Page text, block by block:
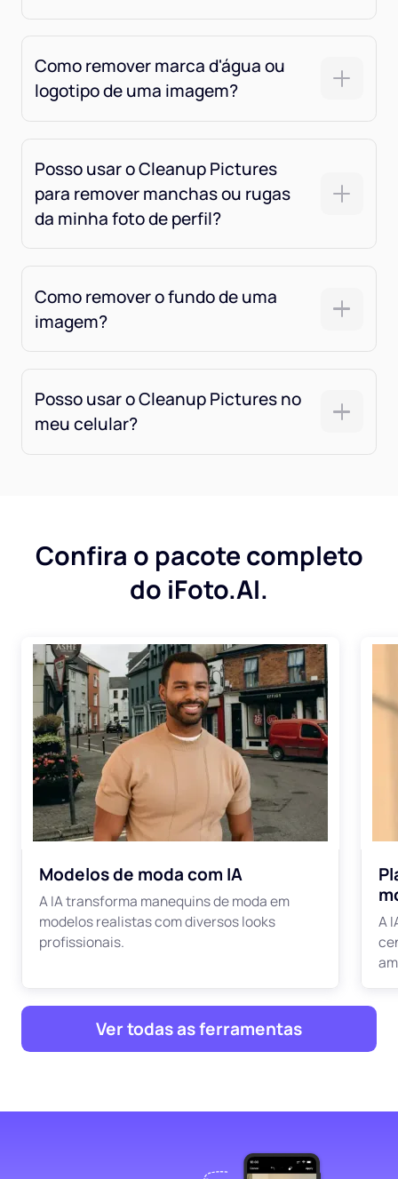
Como remover marca d'água ou
logotipo de uma imagem?
Posso usar o Cleanup Pictures
para remover manchas ou rugas
da minha foto de perfil?
Como remover o fundo de uma
imagem?
Posso usar o Cleanup Pictures no
meu celular?
Confira o pacote completo
do iFoto.AI.
Modelos de moda com IA
A IA transforma manequins de moda em
modelos realistas com diversos looks
profissionais.
A
Ver todas as ferramentas